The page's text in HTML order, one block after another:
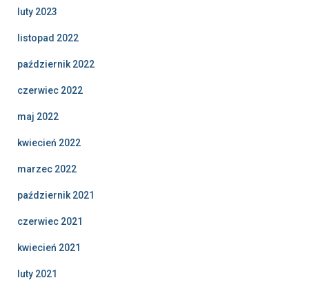
luty 2023
listopad 2022
październik 2022
czerwiec 2022
maj 2022
kwiecień 2022
marzec 2022
październik 2021
czerwiec 2021
kwiecień 2021
luty 2021